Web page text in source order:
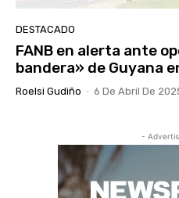
DESTACADO
FANB en alerta ante
bandera» de Guyana
Roelsi Gudiño - 6 De Abril De
-